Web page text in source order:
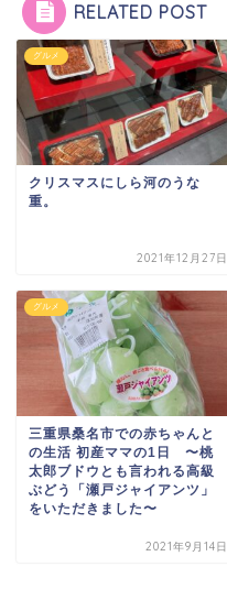
RELATED POST
グルメ
クリスマスにしら河のうな
重。
2021年12月27日
グルメ
三重県桑名市での赤ちゃんと
の生活 初産ママの1日 〜桃
太郎ブドウとも言われる高級
ぶどう「瀬戸ジャイアンツ」
をいただきました〜
2021年9月14日